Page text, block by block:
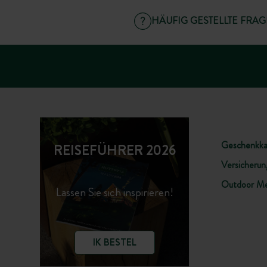
HÄUFIG GESTELLTE
REISEFÜHRER 2026
Lassen Sie sich inspirieren!
IK BESTEL
Outdoor